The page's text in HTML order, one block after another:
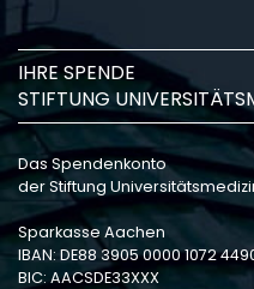
IHRE SPENDE
STIFTUNG
Das Spendenkonto
der Stiftung
Sparkasse Aachen
IBAN: DE88 3905 0000 1072
BIC: AACSDE33XXX